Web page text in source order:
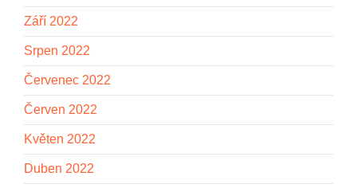
Září 2022
Srpen 2022
Červenec 2022
Červen 2022
Květen 2022
Duben 2022